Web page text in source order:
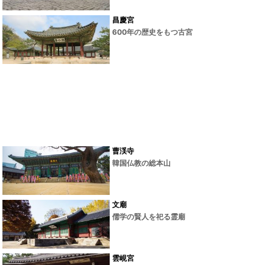
昌慶宮
600年の歴史をもつ古宮
曹渓寺
韓国仏教の総本山
文廟
儒学の賢人を祀る霊廟
雲峴宮